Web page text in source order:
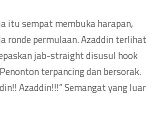
itu sempat membuka harapan,
ronde permulaan. Azaddin terlihat
jab-straight disusul hook
terpancing dan bersorak.
Azaddin!!!” Semangat yang luar